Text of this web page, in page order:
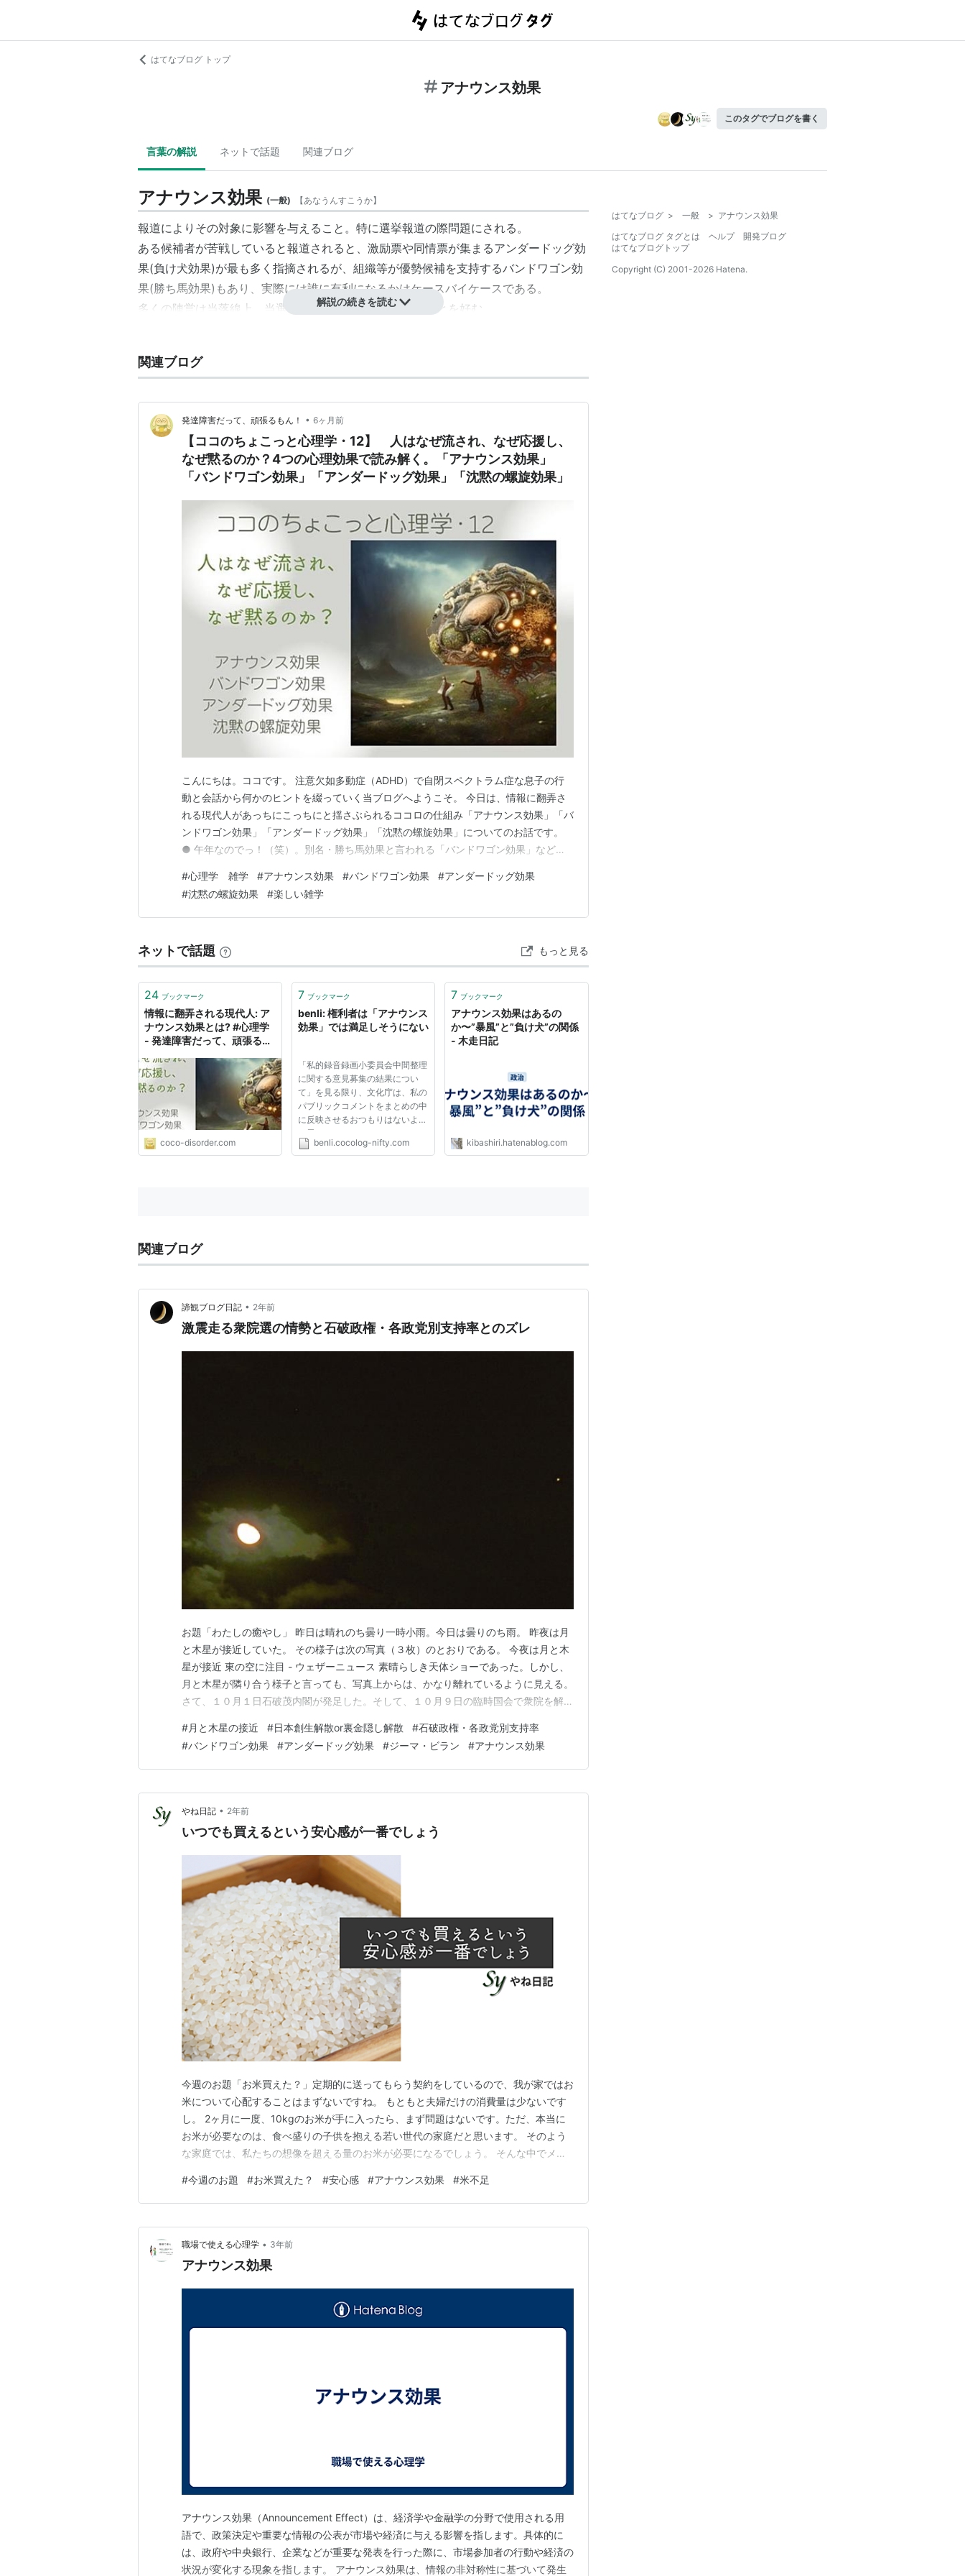
はてなブログ トップ
アナウンス効果
このタグでブログを書く
言葉の解説 ネットで話題 関連ブログ
アナウンス効果 (一般) 【あなうんすこうか】
報道によりその対象に影響を与えること。特に選挙報道の際問題にされる。
ある候補者が苦戦していると報道されると、激励票や同情票が集まるアンダードッグ効
果(負け犬効果)が最も多く指摘されるが、組織等が優勢候補を支持するバンドワゴン効
果(勝ち馬効果)もあり、実際には誰に有利になるかはケースバイケースである。
多くの陣営は当落線上、当選まであと一歩と報道されることを好む。
おこさせること。経済関係では『アナウンスメント効果』といわれることが多い。
解説の続きを読む
関連ブログ
発達障害だって、頑張るもん！ • 6ヶ月前
【ココのちょこっと心理学・12】 人はなぜ流され、なぜ応援し、
なぜ黙るのか？4つの心理効果で読み解く。「アナウンス効果」
「バンドワゴン効果」「アンダードッグ効果」「沈黙の螺旋効果」
こんにちは。ココです。 注意欠如多動症（ADHD）で自閉スペクトラム症な息子の行
動と会話から何かのヒントを綴っていく当ブログへようこそ。 今日は、情報に翻弄さ
れる現代人があっちにこっちにと揺さぶられるココロの仕組み「アナウンス効果」「バ
ンドワゴン効果」「アンダードッグ効果」「沈黙の螺旋効果」についてのお話です。
● 午年なのでっ！（笑）。別名・勝ち馬効果と言われる「バンドワゴン効果」などに
～（笑）。 情報と空気に揺れる心の仕組み アナウンス効果 バンドワゴン効果（勝ち馬
効果） アンダードッグ効果（負け犬効果） 沈黙の…
#心理学 雑学 #アナウンス効果 #バンドワゴン効果 #アンダードッグ効果
#沈黙の螺旋効果 #楽しい雑学
ネットで話題 もっと見る
24 ブックマーク
情報に翻弄される現代人: ア
ナウンス効果とは? #心理学
- 発達障害だって、頑張るも
coco-disorder.com
7 ブックマーク
benli: 権利者は「アナウンス
効果」では満足しそうにない
「私的録音録画小委員会中間整理
に関する意見募集の結果につい
て」を見る限り、文化庁は、私の
パブリックコメントをまとめの中
に反映させるおつもりはないよう
に思われます。 それはともか
く、このまとめを見ると、権利者
benli.cocolog-nifty.com
7 ブックマーク
アナウンス効果はあるの
か〜”暴風”と”負け犬”の関係
- 木走日記
kibashiri.hatenablog.com
関連ブログ
諦観ブログ日記 • 2年前
激震走る衆院選の情勢と石破政権・各政党別支持率とのズレ
お題「わたしの癒やし」 昨日は晴れのち曇り一時小雨。今日は曇りのち雨。 昨夜は月
と木星が接近していた。 その様子は次の写真（３枚）のとおりである。 今夜は月と木
星が接近 東の空に注目 - ウェザーニュース 素晴らしき天体ショーであった。しかし、
月と木星が隣り合う様子と言っても、写真上からは、かなり離れているように見える。
さて、１０月１日石破茂内閣が発足した。そして、１０月９日の臨時国会で衆院を解散
散」と命名するも、野党側は審議無しの「裏金隠し解散」と呼称して、行き成りの解散
と極端に短い選挙日（憲法５４条１項は解散日…
#月と木星の接近 #日本創生解散or裏金隠し解散 #石破政権・各政党別支持率
#バンドワゴン効果 #アンダードッグ効果 #ジーマ・ビラン #アナウンス効果
やね日記 • 2年前
いつでも買えるという安心感が一番でしょう
今週のお題「お米買えた？」定期的に送ってもらう契約をしているので、我が家ではお
米について心配することはまずないですね。 もともと夫婦だけの消費量は少ないです
し。 2ヶ月に一度、10kgのお米が手に入ったら、まず問題はないです。ただ、本当に
お米が必要なのは、食べ盛りの子供を抱える若い世代の家庭だと思います。 そのよう
な家庭では、私たちの想像を超える量のお米が必要になるでしょう。 そんな中でメデ
のは自明の理でしょう。 私の周囲でも、そのような話を結構聞きました。なので、先
月に吉村大阪府知事が備蓄米の放出を要請したという話…
#今週のお題 #お米買えた？ #安心感 #アナウンス効果 #米不足
職場で使える心理学 • 3年前
アナウンス効果
アナウンス効果（Announcement Effect）は、経済学や金融学の分野で使用される用
語で、政策決定や重要な情報の公表が市場や経済に与える影響を指します。具体的に
は、政府や中央銀行、企業などが重要な発表を行った際に、市場参加者の行動や経済の
状況が変化する現象を指します。 アナウンス効果は、情報の非対称性に基づいて発生
はてなブログ > 一般 > アナウンス効果
はてなブログ タグとは
ヘルプ
開発ブログ
はてなブログトップ
Copyright (C) 2001-2026 Hatena.